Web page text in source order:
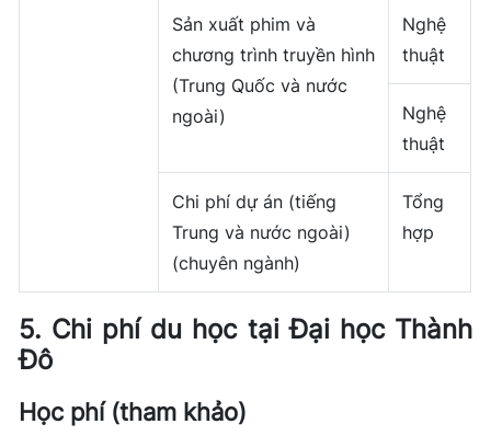
Sản xuất phim và
chương trình truyền hình
(Trung Quốc và nước
ngoài)
Nghệ
thuật
Nghệ
thuật
Chi phí dự án (tiếng
Trung và nước ngoài)
(chuyên ngành)
Tổng
hợp
5. Chi phí du học tại Đại học Thành
Đô
Học phí (tham khảo)